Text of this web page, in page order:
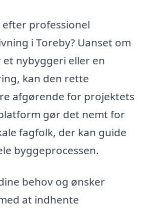
efter professionel
i Toreby? Uanset om
nybyggeri eller en
kan den rette
afgørende for projektets
gør det nemt for
fagfolk, der kan guide
byggeprocessen.
behov og ønsker
at indhente